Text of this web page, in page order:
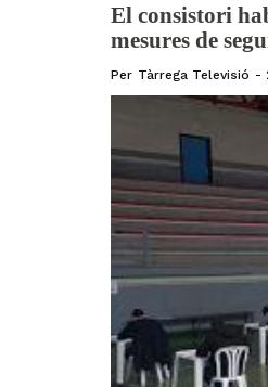
El consistori
mesures de
Per Tàrrega Televisió